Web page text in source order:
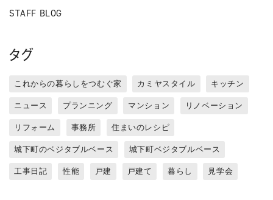
STAFF BLOG
タグ
これからの暮らしをつむぐ家 カミヤスタイル キッチン
ニュース プランニング マンション リノベーション
リフォーム 事務所 住まいのレシピ
城下町のベジタブルベース 城下町ベジタブルベース
工事日記 性能 戸建 戸建て 暮らし 見学会